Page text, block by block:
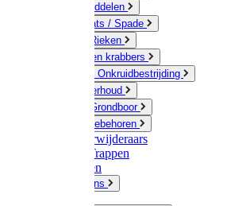
Tuinhulpmiddelen
Schop / Bats / Spade
Vorken & Rieken
Cultivator en krabbers
Schoffels / Onkruidbestrijding
Gazononderhoud
Hamers / Grondboor
Sledes / toebehoren
Onkruidverwijderaars
Ladders / Trappen
Werkbanken
Betonmolens